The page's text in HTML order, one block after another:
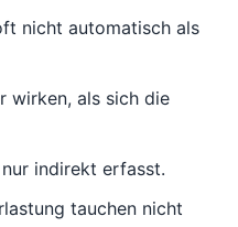
nicht automatisch als
wirken, als sich die
indirekt erfasst.
tauchen nicht